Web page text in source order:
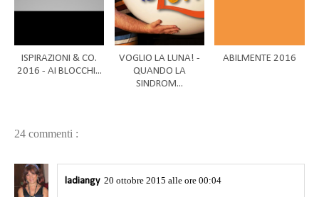
ISPIRAZIONI & CO.
2016 - AI BLOCCHI...
VOGLIO LA LUNA! -
QUANDO LA
SINDROM...
ABILMENTE 2016
24 commenti :
ladiangy 20 ottobre 2015 alle ore 00:04